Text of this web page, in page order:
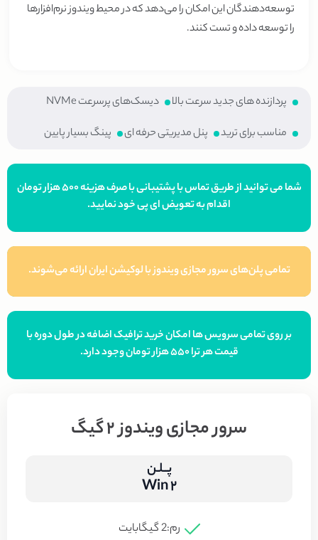
توسعه‌دهندگان این امکان را می‌دهد که در محیط ویندوز نرم‌افزارها
را توسعه داده و تست کنند.
پردازنده های جدید سرعت بالا
دیسک‌های پرسرعت NVMe
مناسب برای ترید
پنل مدیریتی حرفه ای​ پینگ بسیار پایین
شما می توانید از طریق تماس با پشتیبانی با صرف هزینه ۵۰۰ هزار تومان
اقدام به تعویض ای پی خود نمایید.
تمامی پلن‌های سرور مجازی ویندوز با لوکیشن ایران ارائه می‌شوند.
بر روی تمامی سرویس ها امکان خرید ترافیک اضافه در طول دوره با
قیمت هر ترا ۵۵۰ هزار تومان وجود دارد.
سرور مجازی ویندوز 2 گیگ
پــلـن
Win 2
رم:2 گیگابایت